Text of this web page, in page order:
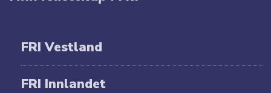
FRI Vestland
FRI Innlandet